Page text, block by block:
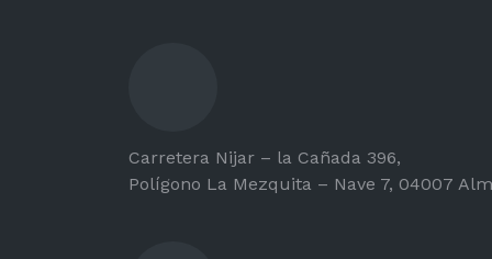
Carretera Nijar – la Cañada 396,
Polígono La Mezquita – Nave 7, 04007